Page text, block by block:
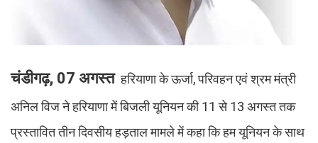
चंडीगढ़, 07 अगस्त हरियाणा के ऊर्जा, परिवहन एवं श्रम मंत्री
अनिल विज ने हरियाणा में बिजली यूनियन की 11 से 13 अगस्त तक
प्रस्तावित तीन दिवसीय हड़ताल मामले में कहा कि हम यूनियन के साथ